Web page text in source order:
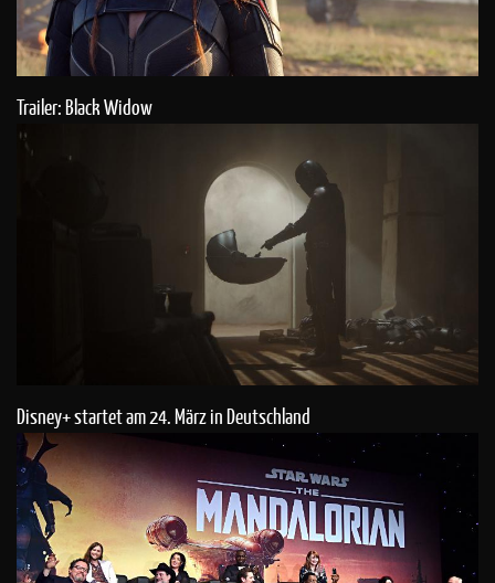
Trailer: Black Widow
Disney+ startet am 24. März in Deutschland